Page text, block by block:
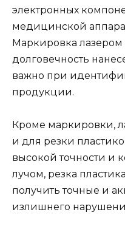
электронных
медицинской
Маркировка лазером
долговечность
важно при
продукции.
Кроме маркировки,
и для резки
высокой точности и
лучом, резка
получить точные и
излишнего